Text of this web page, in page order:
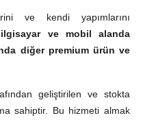
ve kendi yapımlarını
ve mobil alanda
diğer premium ürün ve
geliştirilen ve stokta
sahiptir. Bu hizmeti almak